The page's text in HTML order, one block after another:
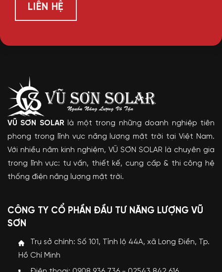
LIÊN HỆ
VŨ SƠN SOLAR là một trong những doanh nghiệp tiên
phong trong lĩnh vực năng lượng mặt trời tại Việt Nam.
Với nhiều năm kinh nghiệm, VŨ SƠN SOLAR là chuyên gia
trong lĩnh vực: tư vấn, thiết kế, cung cấp & thi công hệ
thống điện năng lượng mặt trời.
CÔNG TY CỔ PHẦN ĐẦU TƯ NĂNG LƯỢNG VŨ
SƠN
Trụ sở chính: Số 101, Tỉnh lộ 44A, xã Long Điền, Tp.
Hồ Chí Minh